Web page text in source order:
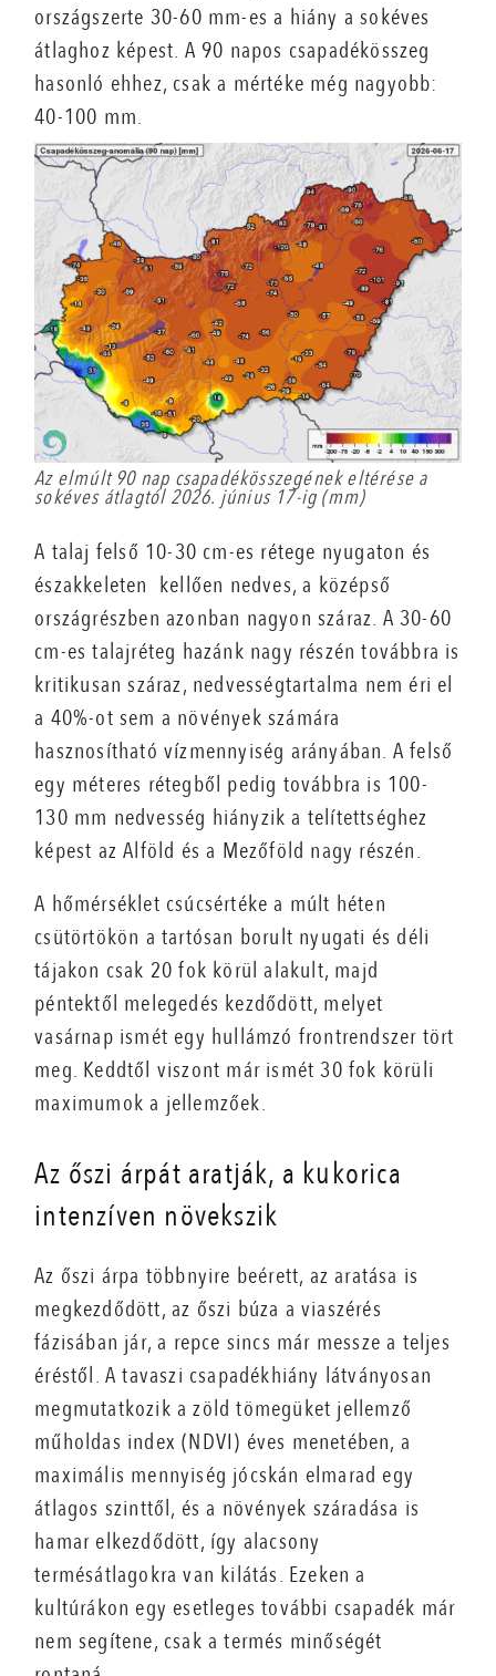
országszerte 30-60 mm-es a hiány a sokéves
átlaghoz képest. A 90 napos csapadékösszeg
hasonló ehhez, csak a mértéke még nagyobb:
40-100 mm.
Az elmúlt 90 nap csapadékösszegének eltérése a
sokéves átlagtól 2026. június 17-ig (mm)
A talaj felső 10-30 cm-es rétege nyugaton és
északkeleten kellően nedves, a középső
országrészben azonban nagyon száraz. A 30-60
cm-es talajréteg hazánk nagy részén továbbra is
kritikusan száraz, nedvességtartalma nem éri el
a 40%-ot sem a növények számára
hasznosítható vízmennyiség arányában. A felső
egy méteres rétegből pedig továbbra is 100-
130 mm nedvesség hiányzik a telítettséghez
képest az Alföld és a Mezőföld nagy részén.
A hőmérséklet csúcsértéke a múlt héten
csütörtökön a tartósan borult nyugati és déli
tájakon csak 20 fok körül alakult, majd
péntektől melegedés kezdődött, melyet
vasárnap ismét egy hullámzó frontrendszer tört
meg. Keddtől viszont már ismét 30 fok körüli
maximumok a jellemzőek.
Az őszi árpát aratják, a kukorica
intenzíven növekszik
Az őszi árpa többnyire beérett, az aratása is
megkezdődött, az őszi búza a viaszérés
fázisában jár, a repce sincs már messze a teljes
éréstől. A tavaszi csapadékhiány látványosan
megmutatkozik a zöld tömegüket jellemző
műholdas index (NDVI) éves menetében, a
maximális mennyiség jócskán elmarad egy
átlagos szinttől, és a növények száradása is
hamar elkezdődött, így alacsony
termésátlagokra van kilátás. Ezeken a
kultúrákon egy esetleges további csapadék már
nem segítene, csak a termés minőségét